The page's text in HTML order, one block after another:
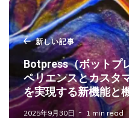
新しい記事
Botpress（ボットプ
ペリエンスとカスタ
を実現する新機能と
2025年9月30日 1 min read